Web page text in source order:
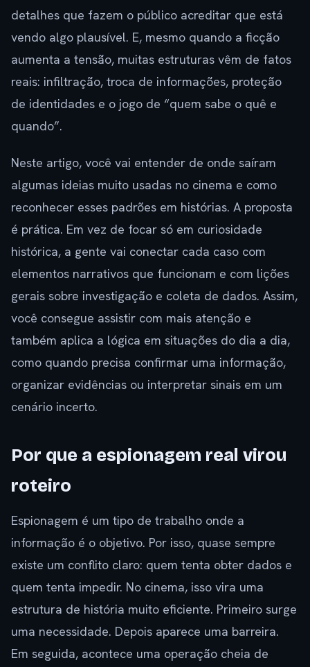
detalhes que fazem o público acreditar que está
vendo algo plausível. E, mesmo quando a ficção
aumenta a tensão, muitas estruturas vêm de fatos
reais: infiltração, troca de informações, proteção
de identidades e o jogo de “quem sabe o quê e
quando”.
Neste artigo, você vai entender de onde saíram
algumas ideias muito usadas no cinema e como
reconhecer esses padrões em histórias. A proposta
é prática. Em vez de focar só em curiosidade
histórica, a gente vai conectar cada caso com
elementos narrativos que funcionam e com lições
gerais sobre investigação e coleta de dados. Assim,
você consegue assistir com mais atenção e
também aplica a lógica em situações do dia a dia,
como quando precisa confirmar uma informação,
organizar evidências ou interpretar sinais em um
cenário incerto.
Por que a espionagem real virou
roteiro
Espionagem é um tipo de trabalho onde a
informação é o objetivo. Por isso, quase sempre
existe um conflito claro: quem tenta obter dados e
quem tenta impedir. No cinema, isso vira uma
estrutura de história muito eficiente. Primeiro surge
uma necessidade. Depois aparece uma barreira.
Em seguida, acontece uma operação cheia de